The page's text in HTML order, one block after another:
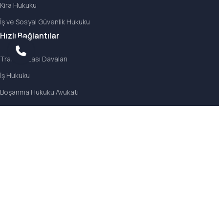
Kira Hukuku
İş ve Sosyal Güvenlik Hukuku
Hızlı Bağlantılar
Trafik Kazası Davaları
İş Hukuku
Boşanma Hukuku Avukatı
Ankara Avukat